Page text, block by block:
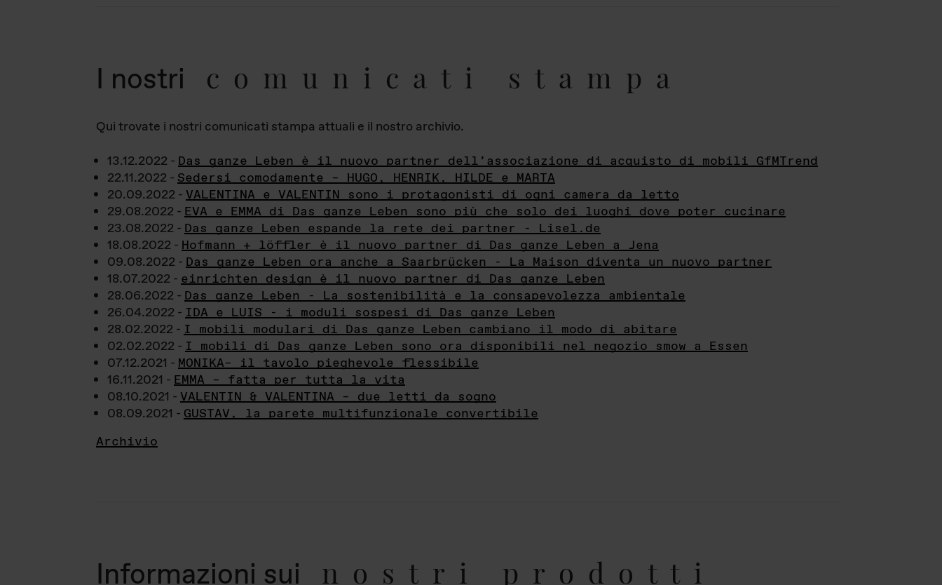
I nostri comunicati stampa
Qui trovate i nostri comunicati stampa attuali e il nostro archivio.
13.12.2022 - Das ganze Leben è il nuovo partner dell’associazione di acquisto di mobili GfMTrend
22.11.2022 - Sedersi comodamente – HUGO, HENRIK, HILDE e MARTA
20.09.2022 - VALENTINA e VALENTIN sono i protagonisti di ogni camera da letto
29.08.2022 - EVA e EMMA di Das ganze Leben sono più che solo dei luoghi dove poter cucinare
23.08.2022 - Das ganze Leben espande la rete dei partner - Lisel.de
18.08.2022 - Hofmann + löffler è il nuovo partner di Das ganze Leben a Jena
09.08.2022 - Das ganze Leben ora anche a Saarbrücken - La Maison diventa un nuovo partner
18.07.2022 - einrichten design è il nuovo partner di Das ganze Leben
28.06.2022 - Das ganze Leben - La sostenibilità e la consapevolezza ambientale
26.04.2022 - IDA e LUIS - i moduli sospesi di Das ganze Leben
28.02.2022 - I mobili modulari di Das ganze Leben cambiano il modo di abitare
02.02.2022 - I mobili di Das ganze Leben sono ora disponibili nel negozio smow a Essen
07.12.2021 - MONIKA– il tavolo pieghevole flessibile
16.11.2021 - EMMA – fatta per tutta la vita
08.10.2021 - VALENTIN & VALENTINA – due letti da sogno
08.09.2021 - GUSTAV, la parete multifunzionale convertibile
Archivio
Informazioni sui nostri prodotti